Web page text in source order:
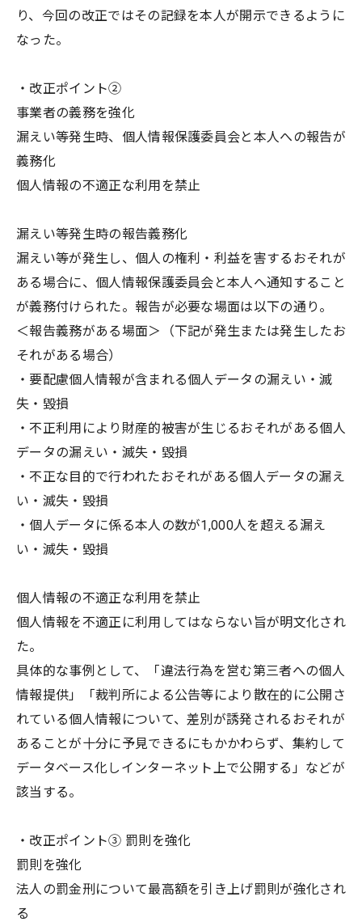
り、今回の改正ではその記録を本人が開示できるように
なった。
・改正ポイント②
事業者の義務を強化
漏えい等発生時、個人情報保護委員会と本人への報告が
義務化
個人情報の不適正な利用を禁止
漏えい等発生時の報告義務化
漏えい等が発生し、個人の権利・利益を害するおそれが
ある場合に、個人情報保護委員会と本人へ通知すること
が義務付けられた。報告が必要な場面は以下の通り。
＜報告義務がある場面＞（下記が発生または発生したお
それがある場合）
・要配慮個人情報が含まれる個人データの漏えい・滅
失・毀損
・不正利用により財産的被害が生じるおそれがある個人
データの漏えい・滅失・毀損
・不正な目的で行われたおそれがある個人データの漏え
い・滅失・毀損
・個人データに係る本人の数が1,000人を超える漏え
い・滅失・毀損
個人情報の不適正な利用を禁止
個人情報を不適正に利用してはならない旨が明文化され
た。
具体的な事例として、「違法行為を営む第三者への個人
情報提供」「裁判所による公告等により散在的に公開さ
れている個人情報について、差別が誘発されるおそれが
あることが十分に予見できるにもかかわらず、集約して
データベース化しインターネット上で公開する」などが
該当する。
・改正ポイント③ 罰則を強化
罰則を強化
法人の罰金刑について最高額を引き上げ罰則が強化され
る